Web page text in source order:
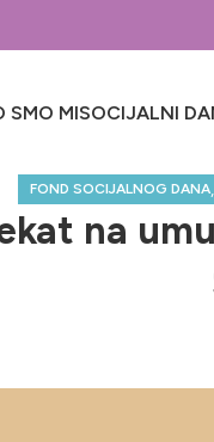
SMO MISOCIJALNI
FOND SOCIJALNOG DANA,
na